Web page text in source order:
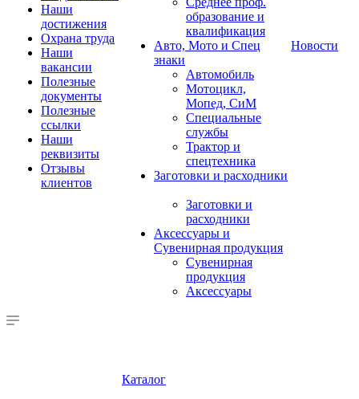
Наши
достижения
Охрана труда
Наши
вакансии
Полезные
документы
Полезные
ссылки
Наши
реквизиты
Отзывы
клиентов
образование и
квалификация
Авто, Мото и Спец
знаки
Автомобиль
Мотоцикл,
Мопед, СиМ
Специальные
службы
Трактор и
спецтехника
Заготовки и расходники
Заготовки и
расходники
Аксессуары и
Сувенирная продукция
Сувенирная
продукция
Аксессуары
Новости
Каталог